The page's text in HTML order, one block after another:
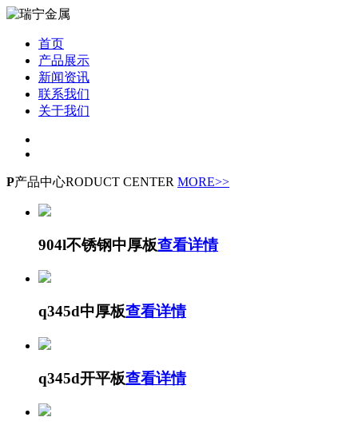
首页
产品展示
新闻资讯
联系我们
关于我们
P产品中心RODUCT CENTER MORE>>
904l不锈钢中厚板查看详情
q345d中厚板查看详情
q345d开平板查看详情